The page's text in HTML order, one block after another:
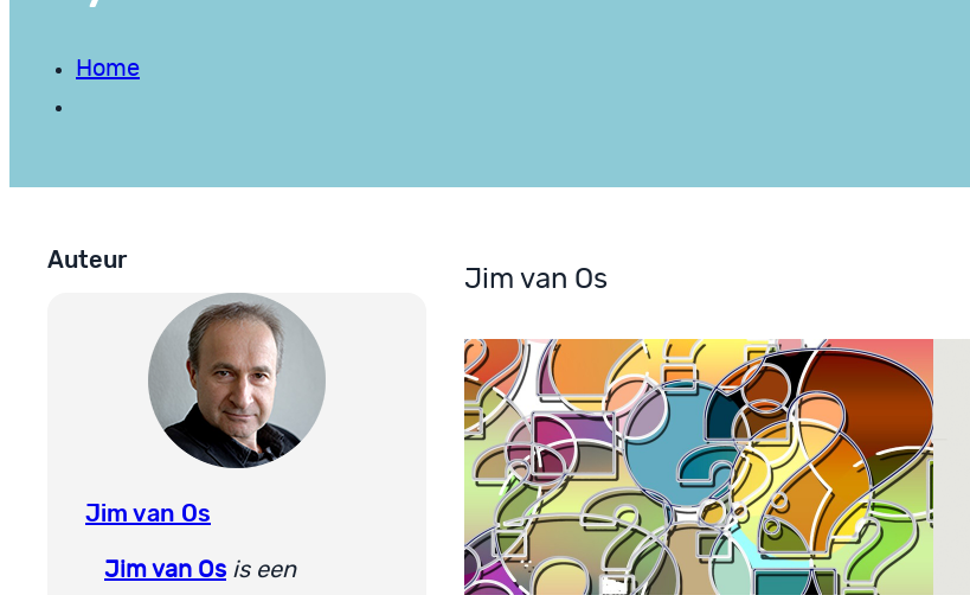
Home
Auteur
Jim van Os
Jim van Os is een
Jim van Os